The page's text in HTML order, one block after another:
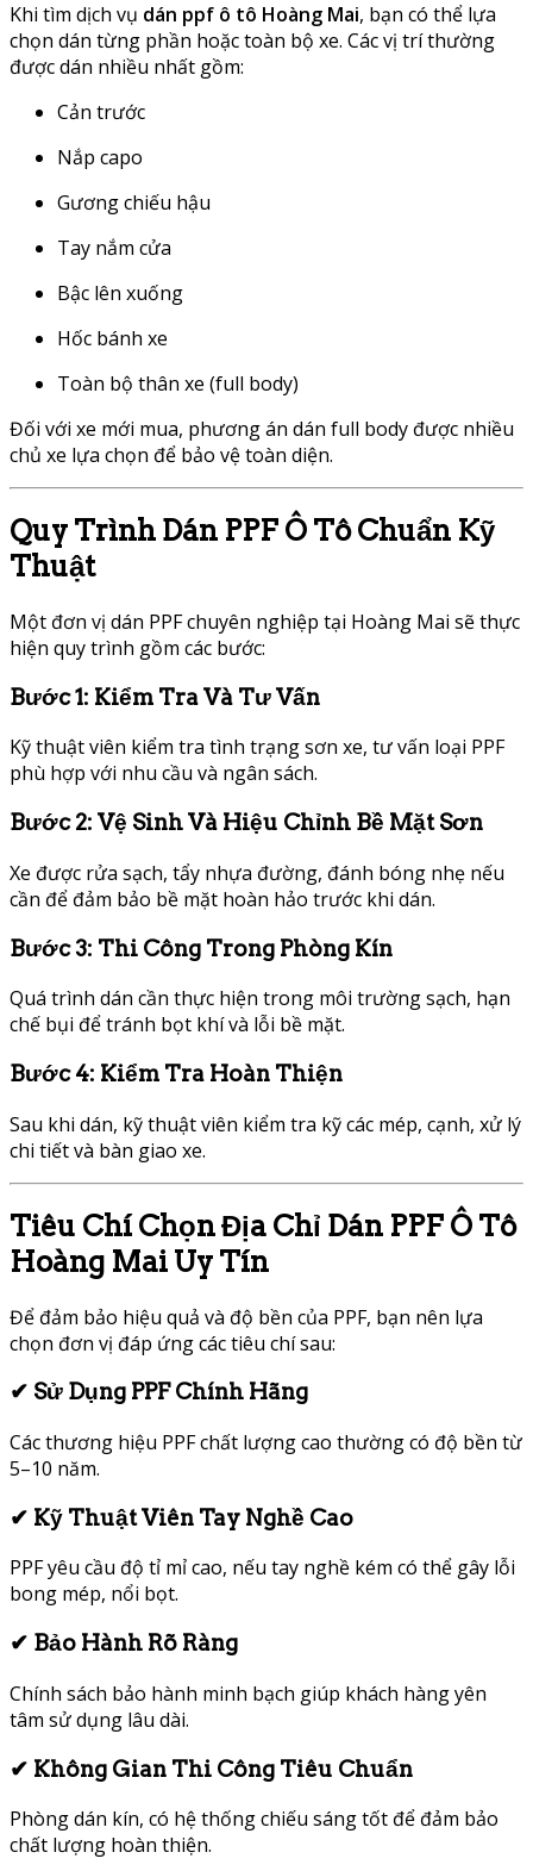
Khi tìm dịch vụ dán ppf ô tô Hoàng Mai, bạn có thể lựa
chọn dán từng phần hoặc toàn bộ xe. Các vị trí thường
được dán nhiều nhất gồm:
Cản trước
Nắp capo
Gương chiếu hậu
Tay nắm cửa
Bậc lên xuống
Hốc bánh xe
Toàn bộ thân xe (full body)
Đối với xe mới mua, phương án dán full body được nhiều
chủ xe lựa chọn để bảo vệ toàn diện.
Quy Trình Dán PPF Ô Tô Chuẩn Kỹ
Thuật
Một đơn vị dán PPF chuyên nghiệp tại Hoàng Mai sẽ thực
hiện quy trình gồm các bước:
Bước 1: Kiểm Tra Và Tư Vấn
Kỹ thuật viên kiểm tra tình trạng sơn xe, tư vấn loại PPF
phù hợp với nhu cầu và ngân sách.
Bước 2: Vệ Sinh Và Hiệu Chỉnh Bề Mặt Sơn
Xe được rửa sạch, tẩy nhựa đường, đánh bóng nhẹ nếu
cần để đảm bảo bề mặt hoàn hảo trước khi dán.
Bước 3: Thi Công Trong Phòng Kín
Quá trình dán cần thực hiện trong môi trường sạch, hạn
chế bụi để tránh bọt khí và lỗi bề mặt.
Bước 4: Kiểm Tra Hoàn Thiện
Sau khi dán, kỹ thuật viên kiểm tra kỹ các mép, cạnh, xử lý
chi tiết và bàn giao xe.
Tiêu Chí Chọn Địa Chỉ Dán PPF Ô Tô
Hoàng Mai Uy Tín
Để đảm bảo hiệu quả và độ bền của PPF, bạn nên lựa
chọn đơn vị đáp ứng các tiêu chí sau:
✔ Sử Dụng PPF Chính Hãng
Các thương hiệu PPF chất lượng cao thường có độ bền từ
5–10 năm.
✔ Kỹ Thuật Viên Tay Nghề Cao
PPF yêu cầu độ tỉ mỉ cao, nếu tay nghề kém có thể gây lỗi
bong mép, nổi bọt.
✔ Bảo Hành Rõ Ràng
Chính sách bảo hành minh bạch giúp khách hàng yên
tâm sử dụng lâu dài.
✔ Không Gian Thi Công Tiêu Chuẩn
Phòng dán kín, có hệ thống chiếu sáng tốt để đảm bảo
chất lượng hoàn thiện.